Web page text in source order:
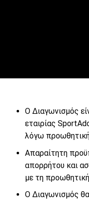
Ο Διαγωνισμός
εταιρίας
λόγω προωθητική
Απαραίτητη
απορρήτου και
με τη προωθητική
O Διαγωνισμός